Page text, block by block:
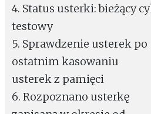
4. Status usterki: bieżący
testowy
5. Sprawdzenie usterek po
ostatnim kasowaniu
usterek z pamięci
6. Rozpoznano usterkę